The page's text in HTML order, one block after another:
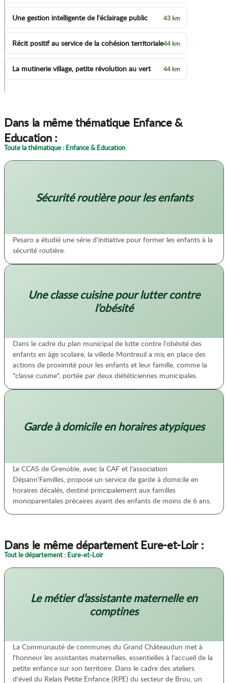
Une gestion intelligente de l'éclairage public 43 km
Récit positif au service de la cohésion territoriale44 km
La mutinerie village, petite révolution au vert 44 km
Dans la même thématique Enfance &
Education :
Toute la thématique : Enfance & Education
Sécurité routière pour les enfants
Pesaro a étudié une série d'initiative pour former les enfants à la
sécurité routière.
Une classe cuisine pour lutter contre
l’obésité
Dans le cadre du plan municipal de lutte contre l'obésité des
enfants en âge scolaire, la villede Montreuil a mis en place des
actions de proximité pour les enfants et leur famille, comme la
"classe cuisine", portée par deux diététiciennes municipales.
Garde à domicile en horaires atypiques
Le CCAS de Grenoble, avec la CAF et l'association
Dépann'Familles, propose un service de garde à domicile en
horaires décalés, destiné principalement aux familles
monoparentales précaires ayant des enfants de moins de 6 ans.
Dans le même département Eure-et-Loir :
Tout le département : Eure-et-Loir
Le métier d’assistante maternelle en
comptines
La Communauté de communes du Grand Châteaudun met à
l'honneur les assistantes maternelles, essentielles à l'accueil de la
petite enfance sur son territoire. Dans le cadre des ateliers
d'éveil du Relais Petite Enfance (RPE) du secteur de Brou, un